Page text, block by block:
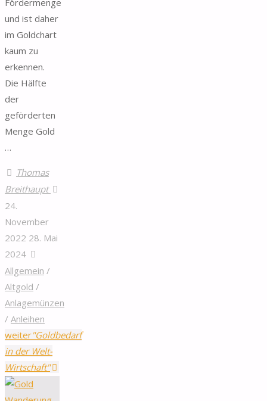
und ist daher
im Goldchart
kaum zu
erkennen.
Die Hälfte
der
geförderten
Menge Gold
…
Thomas
Breithaupt
24.
November
2022 28. Mai
2024
Allgemein /
Altgold /
Anlagemünzen
/ Anleihen
weiter"Goldbedarf
in der Welt-
Wirtschaft"